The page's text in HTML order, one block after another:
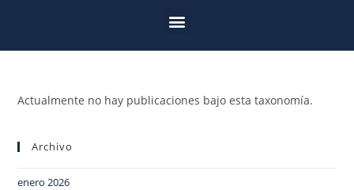
Actualmente no hay publicaciones bajo esta taxonomía.
Archivo
enero 2026